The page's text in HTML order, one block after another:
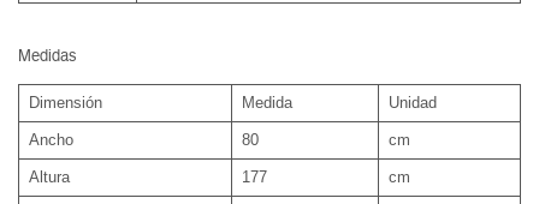
Medidas
Dimensión Medida Unidad
Ancho 80 cm
Altura 177 cm